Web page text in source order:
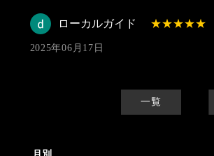
ローカルガイド
2025年06月17日
一覧